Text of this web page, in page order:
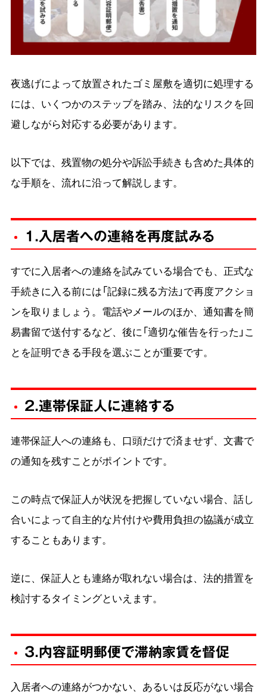
夜逃げによって放置されたゴミ屋敷を適切に処理する
には、いくつかのステップを踏み、法的なリスクを回
避しながら対応する必要があります。
以下では、残置物の処分や訴訟手続きも含めた具体的
な手順を、流れに沿って解説します。
1.入居者への連絡を再度試みる
すでに入居者への連絡を試みている場合でも、正式な
手続きに入る前には「記録に残る方法」で再度アクショ
ンを取りましょう。電話やメールのほか、通知書を簡
易書留で送付するなど、後に「適切な催告を行った」こ
とを証明できる手段を選ぶことが重要です。
2.連帯保証人に連絡する
連帯保証人への連絡も、口頭だけで済ませず、文書で
の通知を残すことがポイントです。
この時点で保証人が状況を把握していない場合、話し
合いによって自主的な片付けや費用負担の協議が成立
することもあります。
逆に、保証人とも連絡が取れない場合は、法的措置を
検討するタイミングといえます。
3.内容証明郵便で滞納家賃を督促
入居者への連絡がつかない、あるいは反応がない場合